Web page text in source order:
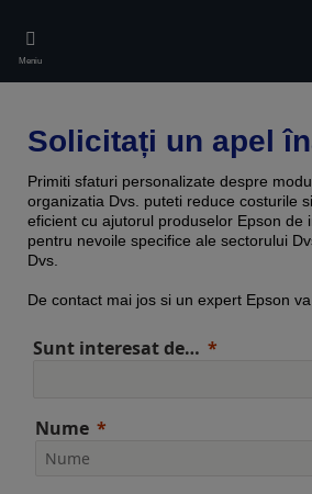
main
content
Meniu
Solicitați un apel
Primiti sfaturi personalizate despre
organizatia Dvs. puteti reduce costurile
eficient cu ajutorul produselor Epson de
pentru nevoile specifice ale sectorului
Dvs.
De contact mai jos si un expert Epson va
Sunt interesat de…
Nume